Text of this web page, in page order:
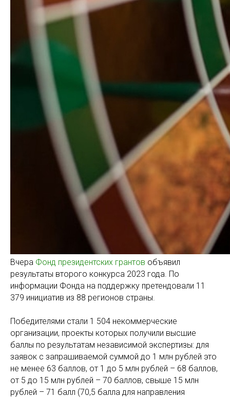
Вчера Фонд президентских грантов объявил
результаты второго конкурса 2023 года. По
информации Фонда на поддержку претендовали 11
379 инициатив из 88 регионов страны.
Победителями стали 1 504 некоммерческие
организации, проекты которых получили высшие
баллы по результатам независимой экспертизы: для
заявок с запрашиваемой суммой до 1 млн рублей это
не менее 63 баллов, от 1 до 5 млн рублей – 68 баллов,
от 5 до 15 млн рублей – 70 баллов, свыше 15 млн
рублей – 71 балл (70,5 балла для направления